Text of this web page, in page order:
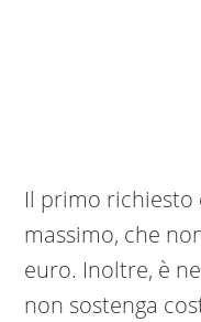
Il primo
massimo, che
euro. Inoltre, è
non sostenga